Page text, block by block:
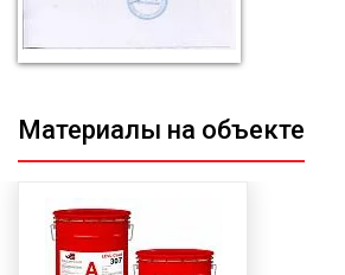
Материалы на объекте